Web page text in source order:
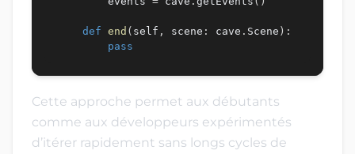
def end ( self , scene : cave . Scene ) :
pass
Cette approche permet aux débutants
comme aux développeurs expérimentés
d’itérer rapidement sans longs cycles de